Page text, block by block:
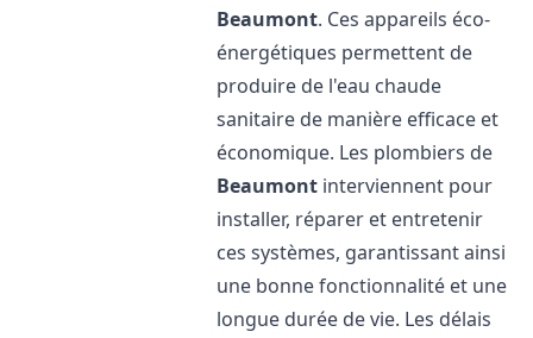
Beaumont. Ces appareils éco-
énergétiques permettent de
produire de l'eau chaude
sanitaire de manière efficace et
économique. Les plombiers de
Beaumont interviennent pour
installer, réparer et entretenir
ces systèmes, garantissant ainsi
une bonne fonctionnalité et une
longue durée de vie. Les délais